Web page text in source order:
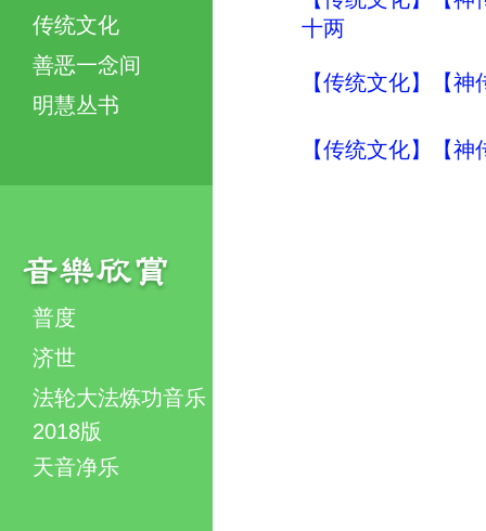
传统文化
善恶一念间
明慧丛书
普度
济世
法轮大法炼功音乐
2018版
天音净乐
十两
【传统文化】【
【传统文化】【